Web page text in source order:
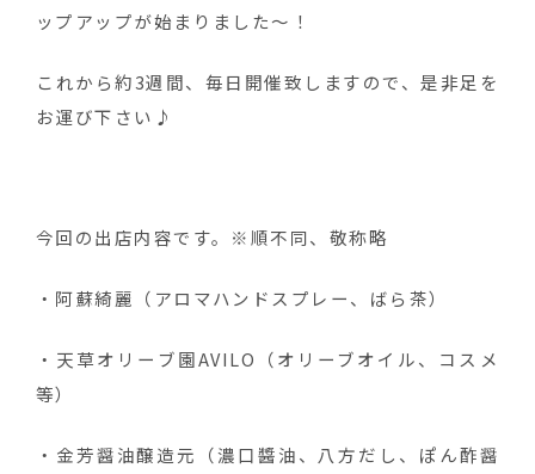
ップアップが始まりました～！
これから約3週間、毎日開催致しますので、是非足を
お運び下さい♪
今回の出店内容です。※順不同、敬称略
・阿蘇綺麗（アロマハンドスプレー、ばら茶）
・天草オリーブ園AVILO（オリーブオイル、コスメ
等）
・金芳醤油醸造元（濃口醬油、八方だし、ぽん酢醤